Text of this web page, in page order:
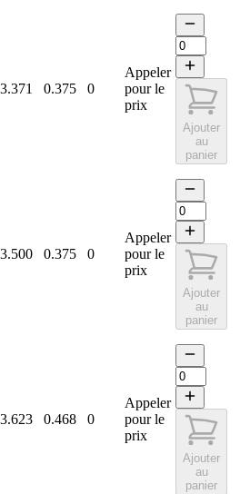
3.371 0.375 0
Appeler
pour le
prix
Ajouter
au
panier
3.500 0.375 0
Appeler
pour le
prix
Ajouter
au
panier
3.623 0.468 0
Appeler
pour le
prix
Ajouter
au
panier